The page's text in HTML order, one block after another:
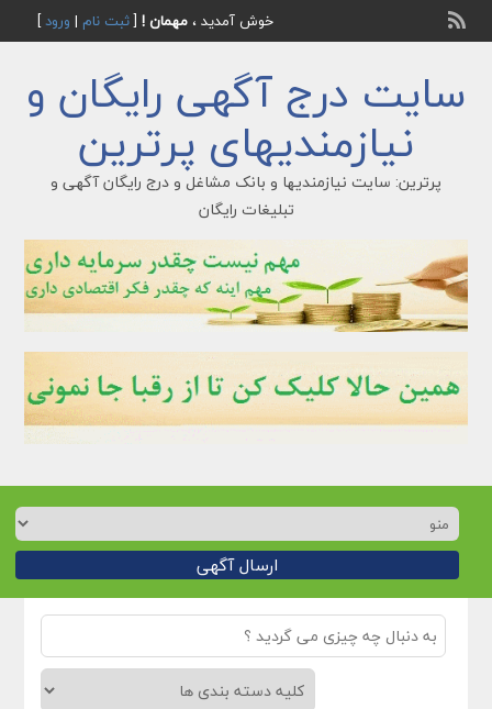
خوش آمدید ، مهمان ![ثبت نام | ورود]
سایت درج آگهی رایگان و
نیازمندیهای پرترین
پرترین: سایت نیازمندیها و بانک مشاغل و درج رایگان آگهی و
تبلیغات رایگان
ارسال آگهی